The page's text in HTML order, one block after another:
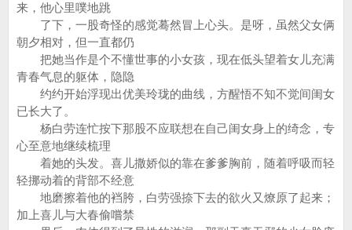
来，他心里噗地跳
了下，一股奇怪的感觉蓦然冒上心头。是呀，虽然父女俩
朝夕相对，但一直都仍
把她当作是个不懂世事的小女孩，现在低头望着女儿充满
青春气息的躯体，隐隐
约约开始浮现出优美玲珑的曲线，方醒悟不知不觉间闺女
已长大了。
杨白劳连忙按下那股不应联想在自己闺女身上的绮念，专
心至意地继续梳理
着她的头发。喜儿撒娇似的靠在爹爹胸前，随着呼吸而轻
轻挪动着的背部不经意
地磨擦着他的裆胯，白劳强捺下去的欲火又燎原了起来；
加上喜儿与大春偷嚐禁